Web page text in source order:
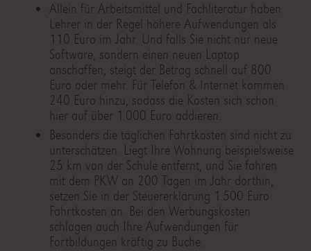
Allein für Arbeitsmittel und Fachliteratur haben
Lehrer in der Regel höhere Aufwendungen als
110 Euro im Jahr. Und falls Sie nicht nur neue
Software, sondern einen neuen Laptop
anschaffen, steigt der Betrag schnell auf 800
Euro oder mehr. Für Telefon & Internet kommen
240 Euro hinzu, sodass die Kosten sich schon
hier auf über 1.000 Euro addieren.
Besonders die täglichen Fahrtkosten sind nicht zu
unterschätzen. Liegt Ihre Wohnung beispielsweise
25 km von der Schule entfernt, und Sie fahren
mit dem PKW an 200 Tagen im Jahr dorthin,
setzen Sie in der Steuererklärung 1.500 Euro
Fahrtkosten an. Bei den Werbungskosten
schlagen auch Ihre Aufwendungen für
Fortbildungen kräftig zu Buche.